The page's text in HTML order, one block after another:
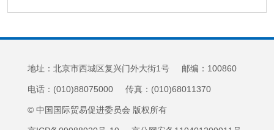
地址：北京市西城区复兴门外大街1号 邮编：100860
电话：(010)88075000 传真：(010)68011370
© 中国国际贸易促进委员会 版权所有